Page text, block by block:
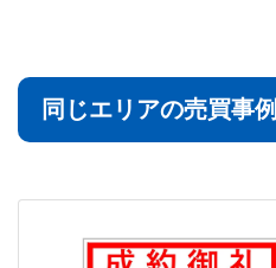
同じエリアの売買事例